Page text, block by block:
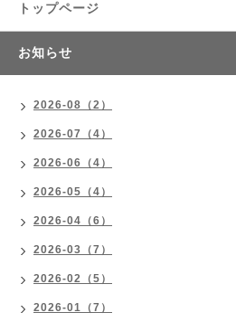
トップページ
お知らせ
2026-08（2）
2026-07（4）
2026-06（4）
2026-05（4）
2026-04（6）
2026-03（7）
2026-02（5）
2026-01（7）